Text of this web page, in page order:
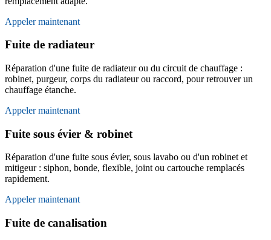
Appeler maintenant
Fuite de radiateur
Réparation d'une fuite de radiateur ou du circuit de chauffage :
robinet, purgeur, corps du radiateur ou raccord, pour retrouver un
chauffage étanche.
Appeler maintenant
Fuite sous évier & robinet
Réparation d'une fuite sous évier, sous lavabo ou d'un robinet et
mitigeur : siphon, bonde, flexible, joint ou cartouche remplacés
rapidement.
Appeler maintenant
Fuite de canalisation